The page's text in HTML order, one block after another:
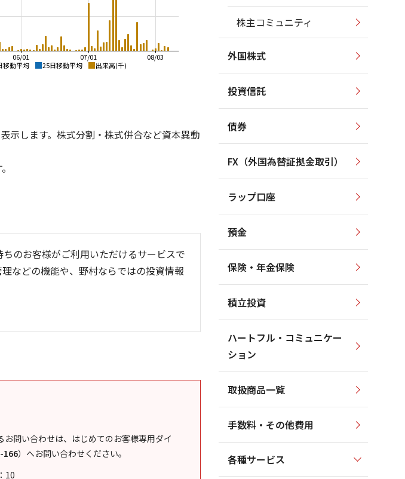
移動平均 25日移動平均 出来高(千)
08/03
07/01
06/01
2,000
示します。株式分割・株式併合など資本異動
のお客様がご利用いただけるサービスで
などの機能や、野村ならではの投資情報
お問い合わせは、はじめてのお客様専用ダイ
166） へお問い合わせください。
10
株主コミュニティ
外国株式
投資信託
債券
FX（外国為替証拠金取引）
ラップ口座
預金
保険・年金保険
積立投資
ハートフル・コミュニケー
ション
取扱商品一覧
手数料・その他費用
各種サービス